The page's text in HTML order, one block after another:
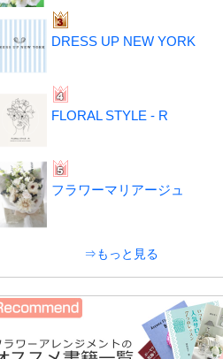
DRESS UP NEW YORK
FLORAL STYLE - R
フラワーマリアージュ
⇒もっと見る